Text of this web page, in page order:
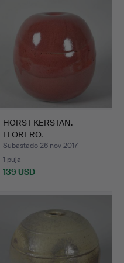
HORST KERSTAN.
FLORERO.
Subastado 26 nov 2017
1 puja
139 USD